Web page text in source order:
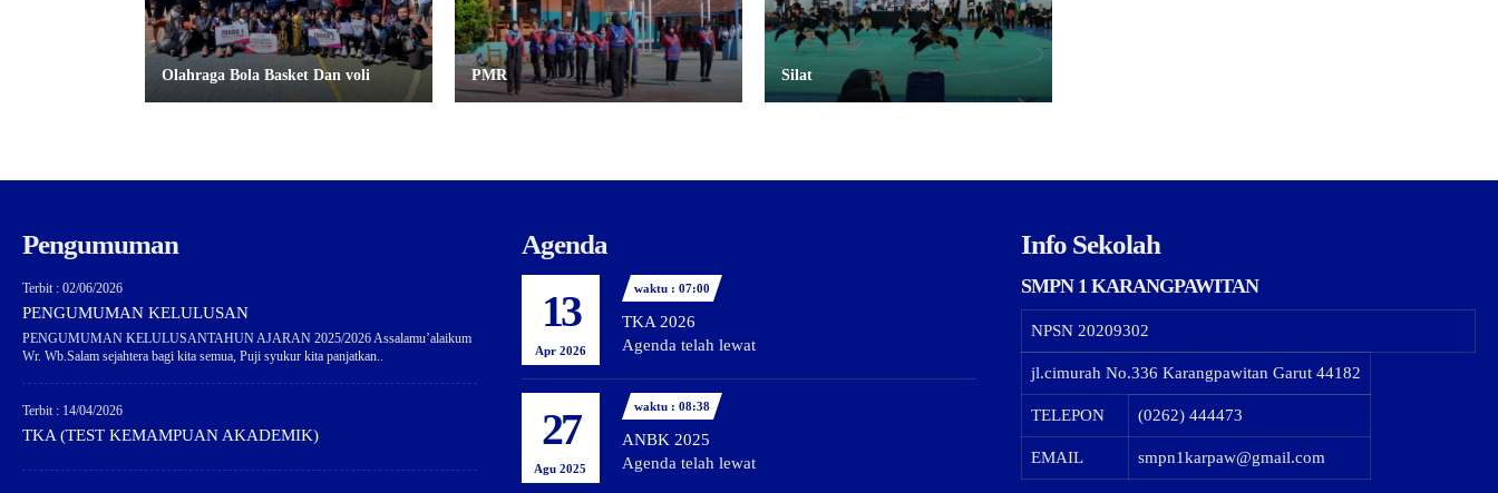
Olahraga Bola Basket Dan voli PMR Silat
Pengumuman
Terbit : 02/06/2026
PENGUMUMAN KELULUSAN
PENGUMUMAN KELULUSANTAHUN AJARAN 2025/2026 Assalamu’alaikum
Wr. Wb.Salam sejahtera bagi kita semua, Puji syukur kita panjatkan..
Terbit : 14/04/2026
TKA (TEST KEMAMPUAN AKADEMIK)
Agenda
13
Apr 2026
waktu : 07:00
TKA 2026
Agenda telah lewat
27
Agu 2025
waktu : 08:38
ANBK 2025
Agenda telah lewat
Info Sekolah
SMPN 1 KARANGPAWITAN
NPSN 20209302
jl.cimurah No.336 Karangpawitan Garut 44182
TELEPON (0262) 444473
EMAIL smpn1karpaw@gmail.com